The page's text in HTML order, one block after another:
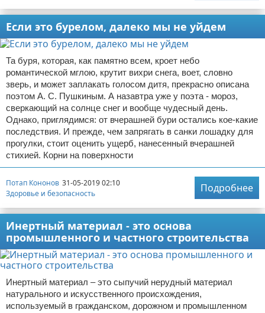
Если это бурелом, далеко мы не уйдем
Та буря, которая, как памятно всем, кроет небо
романтической мглою, крутит вихри снега, воет, словно
зверь, и может заплакать голосом дитя, прекрасно описана
поэтом А. С. Пушкиным. А назавтра уже у поэта - мороз,
сверкающий на солнце снег и вообще чудесный день.
Однако, приглядимся: от вчерашней бури остались кое-какие
последствия. И прежде, чем запрягать в санки лошадку для
прогулки, стоит оценить ущерб, нанесенный вчерашней
стихией. Корни на поверхности
Потап Кононов 31-05-2019 02:10
Здоровье и безопасность
Подробнее
Инертный материал - это основа
промышленного и частного строительства
Инертный материал – это сыпучий нерудный материал
натурального и искусственного происхождения,
используемый в гражданском, дорожном и промышленном